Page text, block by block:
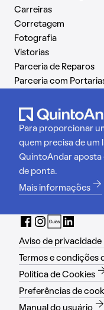
Carreiras
Corretagem
Fotografia
Vistorias
Parceria de Reparos
Parceria com
Para proporcionar
quem precisa de um
QuintoAndar aposta
de ponta.
Mais informações
Aviso de privacidade
Termos e condições
Política de Cookies
Preferências de